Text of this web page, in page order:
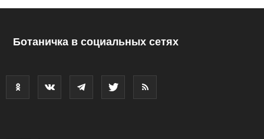
Ботаничка в социальных сетях